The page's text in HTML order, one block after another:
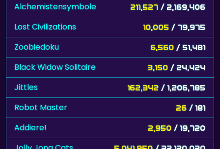
Alchemistensymbole 211,527 / 2,169,406
Lost Civilizations 10,005 / 79,975
Zoobiedoku 6,560 / 51,481
Black Widow Solitaire 3,150 / 24,424
Jittles 162,342 / 1,206,785
Robot Master 26 / 181
Addiere! 2,950 / 19,720